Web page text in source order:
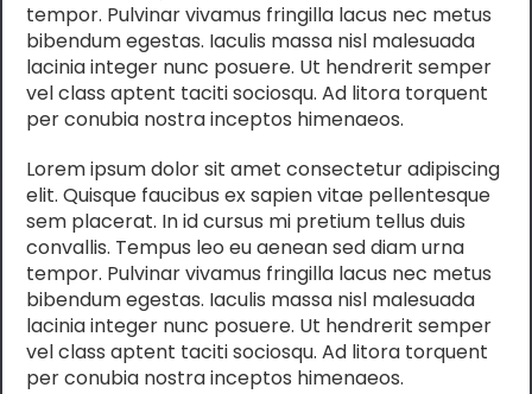
tempor. Pulvinar vivamus fringilla lacus nec metus
bibendum egestas. Iaculis massa nisl malesuada
lacinia integer nunc posuere. Ut hendrerit semper
vel class aptent taciti sociosqu. Ad litora torquent
per conubia nostra inceptos himenaeos.
Lorem ipsum dolor sit amet consectetur adipiscing
elit. Quisque faucibus ex sapien vitae pellentesque
sem placerat. In id cursus mi pretium tellus duis
convallis. Tempus leo eu aenean sed diam urna
tempor. Pulvinar vivamus fringilla lacus nec metus
bibendum egestas. Iaculis massa nisl malesuada
lacinia integer nunc posuere. Ut hendrerit semper
vel class aptent taciti sociosqu. Ad litora torquent
per conubia nostra inceptos himenaeos.